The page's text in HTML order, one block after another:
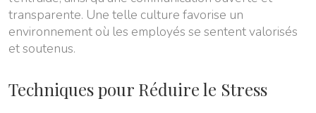
transparente. Une telle culture favorise un
environnement où les employés se sentent valorisés
et soutenus.
Techniques pour Réduire le Stress